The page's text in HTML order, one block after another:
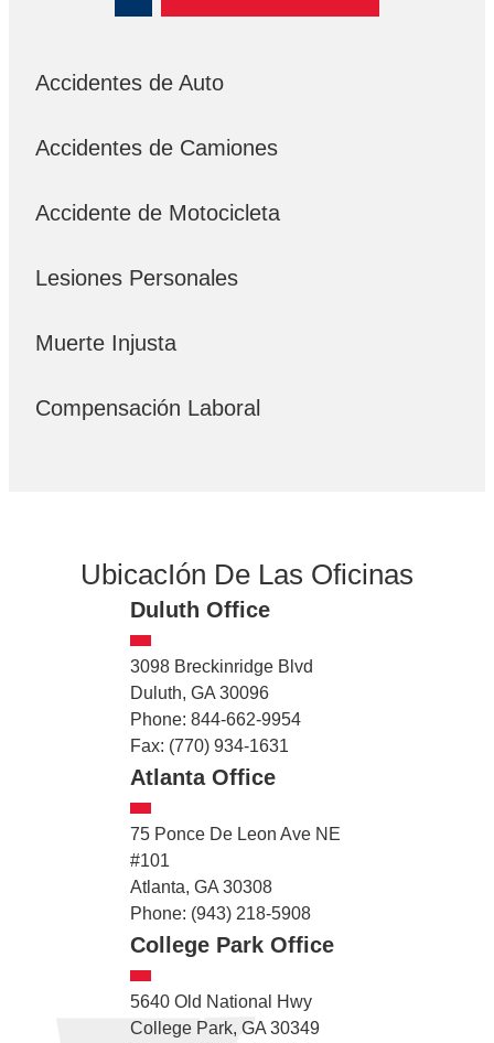
Accidentes de Auto
Accidentes de Camiones
Accidente de Motocicleta
Lesiones Personales
Muerte Injusta
Compensación Laboral
UbicacIón De Las Oficinas
Duluth Office
3098 Breckinridge Blvd
Duluth, GA 30096
Phone: 844-662-9954
Fax: (770) 934-1631
Atlanta Office
75 Ponce De Leon Ave NE
#101
Atlanta, GA 30308
Phone: (943) 218-5908
College Park Office
5640 Old National Hwy
College Park, GA 30349